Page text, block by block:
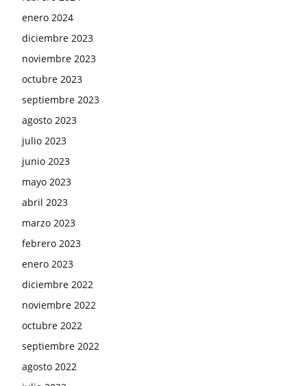
enero 2024
diciembre 2023
noviembre 2023
octubre 2023
septiembre 2023
agosto 2023
julio 2023
junio 2023
mayo 2023
abril 2023
marzo 2023
febrero 2023
enero 2023
diciembre 2022
noviembre 2022
octubre 2022
septiembre 2022
agosto 2022